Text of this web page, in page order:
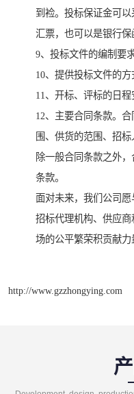
到裣。投标保证金可
汇票，也可以是银行保
9、投标文件的编制要求
10、提供投标文件的方
11、开标、评标的日程
12、主要合同条款。
围、供货的范围、招
除一般合同条款之外
条款。
面对未来，我们公司愿
招标代理机构、供应
场的公平繁荣积贡献
http://www.gzzhongying.com